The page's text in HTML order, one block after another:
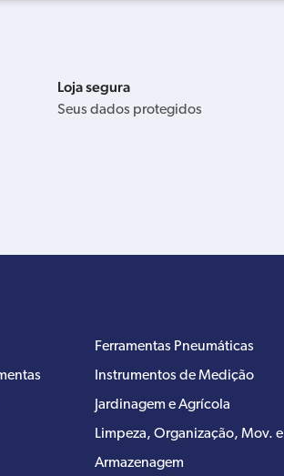
Loja segura
Seus dados protegidos
Ferramentas Pneumáticas
Instrumentos de Medição
Jardinagem e Agrícola
Limpeza, Organização, Mov. e
Armazenagem